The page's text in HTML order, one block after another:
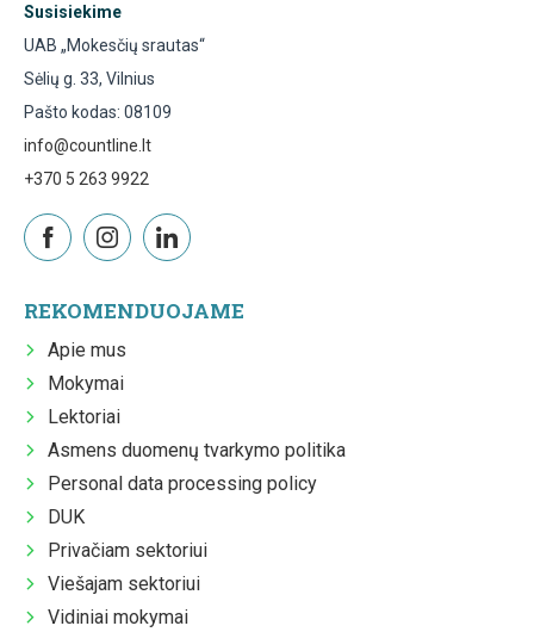
Susisiekime
UAB „Mokesčių srautas“
Sėlių g. 33, Vilnius
Pašto kodas: 08109
info@countline.lt
+370 5 263 9922
REKOMENDUOJAME
Apie mus
Mokymai
Lektoriai
Asmens duomenų tvarkymo politika
Personal data processing policy
DUK
Privačiam sektoriui
Viešajam sektoriui
Vidiniai mokymai